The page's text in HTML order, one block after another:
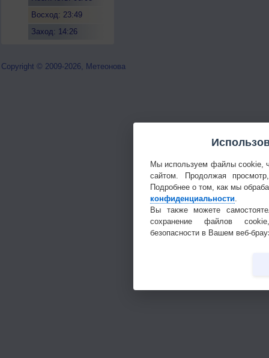
Восход: 23:49
Заход: 14:26
Copyright © 2009-2026, Метеонова
Мы используем файлы cookie,
сайтом. Продолжая
Подробнее о том, как мы
конфиденциальности.
Вы также можете
сохранение файлов
безопасности в Вашем веб-